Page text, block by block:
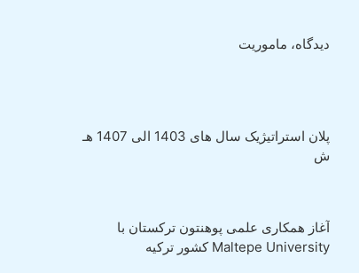
دیدگاه، ماموریت
پلان استراتیژیک سال های 1403 الی 1407 هـ
ش
آغاز همکاری علمی پوهنتون ترکستان با
Maltepe University کشور ترکیه